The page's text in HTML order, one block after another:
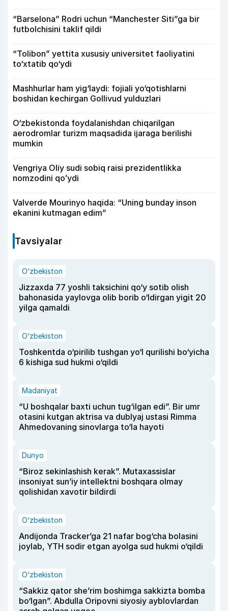
“Barselona” Rodri uchun “Manchester Siti”ga bir
futbolchisini taklif qildi
“Tolibon” yettita xususiy universitet faoliyatini
to‘xtatib qo‘ydi
Mashhurlar ham yig‘laydi: fojiali yo‘qotishlarni
boshidan kechirgan Gollivud yulduzlari
O‘zbekistonda foydalanishdan chiqarilgan
aerodromlar turizm maqsadida ijaraga berilishi
mumkin
Vengriya Oliy sudi sobiq raisi prezidentlikka
nomzodini qoʻydi
Valverde Mourinyo haqida: “Uning bunday inson
ekanini kutmagan edim”
Tavsiyalar
O‘zbekiston
Jizzaxda 77 yoshli taksichini qo‘y sotib olish
bahonasida yaylovga olib borib o‘ldirgan yigit 20
yilga qamaldi
O‘zbekiston
Toshkentda o‘pirilib tushgan yo‘l qurilishi bo‘yicha
6 kishiga sud hukmi o‘qildi
Madaniyat
“U boshqalar baxti uchun tug‘ilgan edi”. Bir umr
otasini kutgan aktrisa va dublyaj ustasi Rimma
Ahmedovaning sinovlarga to‘la hayoti
Dunyo
“Biroz sekinlashish kerak”. Mutaxassislar
insoniyat sun’iy intellektni boshqara olmay
qolishidan xavotir bildirdi
O‘zbekiston
Andijonda Tracker’ga 21 nafar bog‘cha bolasini
joylab, YTH sodir etgan ayolga sud hukmi o‘qildi
O‘zbekiston
“Sakkiz qator she’rim boshimga sakkizta bomba
bo‘lgan”. Abdulla Oripovni siyosiy ayblovlardan